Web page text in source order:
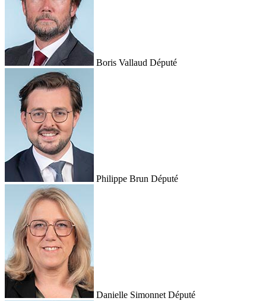
Boris Vallaud Député
Philippe Brun Député
Danielle Simonnet Député